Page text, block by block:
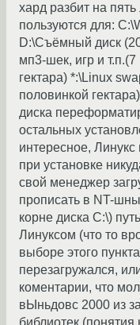
хард разбит на
пользуются для:
D:\Съёмный диск
мп3-шек, игр и
гектара) *:\Linux
половинкой
диска
остальных
интересное,
при установке
свой менеджер
прописать в NT-
корне диска С:\)
Линуксом (что то
выборе этого
перезагружался,
коментарии, что
вЫньдовс 2000 из